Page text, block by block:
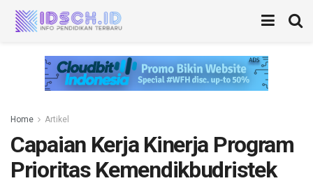
Home Artikel
Capaian Kerja Kinerja Program
Prioritas Kemendikbudristek